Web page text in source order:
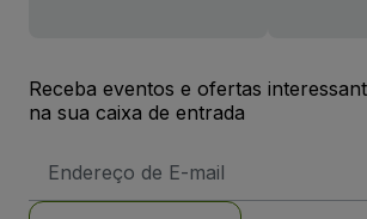
Receba eventos e ofertas
na sua caixa de entrada
de